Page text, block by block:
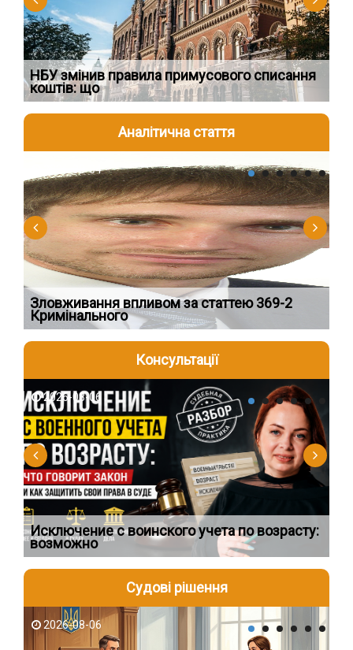
НБУ змінив правила примусового списання
коштів: що
Аналітична стаття
2026-08-04
Зловживання впливом за статтею 369-2
Кримінального
Консультації
2026-08-06
Исключение с воинского учета по возрасту:
возможно
Судові рішення
2026-08-06